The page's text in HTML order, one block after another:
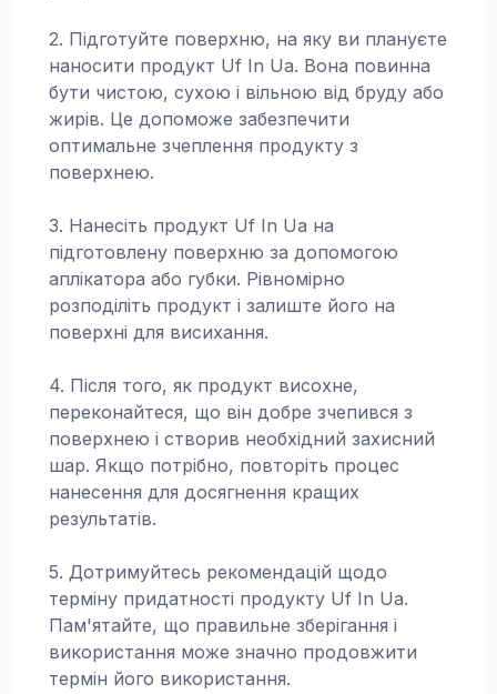
2. Підготуйте поверхню, на яку ви плануєте
наносити продукт Uf In Ua. Вона повинна
бути чистою, сухою і вільною від бруду або
жирів. Це допоможе забезпечити
оптимальне зчеплення продукту з
поверхнею.
3. Нанесіть продукт Uf In Ua на
підготовлену поверхню за допомогою
аплікатора або губки. Рівномірно
розподіліть продукт і залиште його на
поверхні для висихання.
4. Після того, як продукт висохне,
переконайтеся, що він добре зчепився з
поверхнею і створив необхідний захисний
шар. Якщо потрібно, повторіть процес
нанесення для досягнення кращих
результатів.
5. Дотримуйтесь рекомендацій щодо
терміну придатності продукту Uf In Ua.
Пам'ятайте, що правильне зберігання і
використання може значно продовжити
термін його використання.